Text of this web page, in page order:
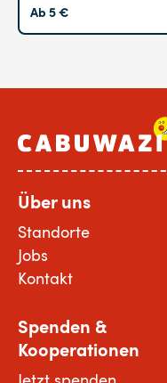
Ab 5 €
Über uns
Standorte
Jobs
Kontakt
Spenden &
Kooperationen